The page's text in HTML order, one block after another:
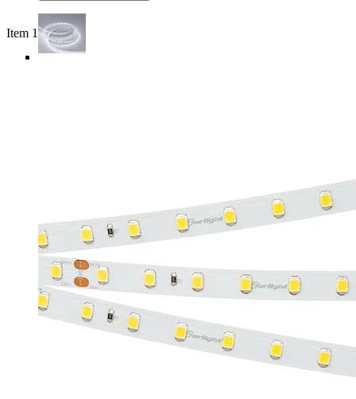
Item 1 of 4